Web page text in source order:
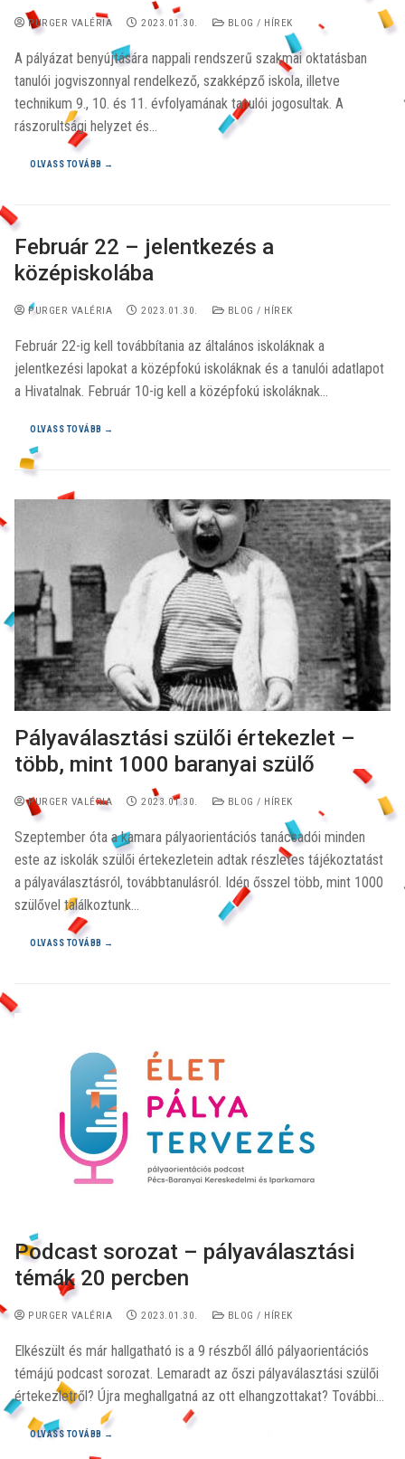
PURGER VALÉRIA 2023.01.30. BLOG / HÍREK
A pályázat benyújtására nappali rendszerű szakmai oktatásban
tanulói jogviszonnyal rendelkező, szakképző iskola, illetve
technikum 9., 10. és 11. évfolyamának tanulói jogosultak. A
rászorultsági helyzet és…
OLVASS TOVÁBB →
Február 22 – jelentkezés a
középiskolába
PURGER VALÉRIA 2023.01.30. BLOG / HÍREK
Február 22-ig kell továbbítania az általános iskoláknak a
jelentkezési lapokat a középfokú iskoláknak és a tanulói adatlapot
a Hivatalnak. Február 10-ig kell a középfokú iskoláknak…
OLVASS TOVÁBB →
Pályaválasztási szülői értekezlet –
több, mint 1000 baranyai szülő
PURGER VALÉRIA 2023.01.30. BLOG / HÍREK
Szeptember óta a kamara pályaorientációs tanácsadói minden
este az iskolák szülői értekezletein adtak részletes tájékoztatást
a pályaválasztásról, továbbtanulásról. Idén ősszel több, mint 1000
szülővel találkoztunk…
OLVASS TOVÁBB →
Podcast sorozat – pályaválasztási
témák 20 percben
PURGER VALÉRIA 2023.01.30. BLOG / HÍREK
Elkészült és már hallgatható is a 9 részből álló pályaorientációs
témájú podcast sorozat. Lemaradt az őszi pályaválasztási szülői
értekezletről? Újra meghallgatná az ott elhangzottakat? További…
OLVASS TOVÁBB →